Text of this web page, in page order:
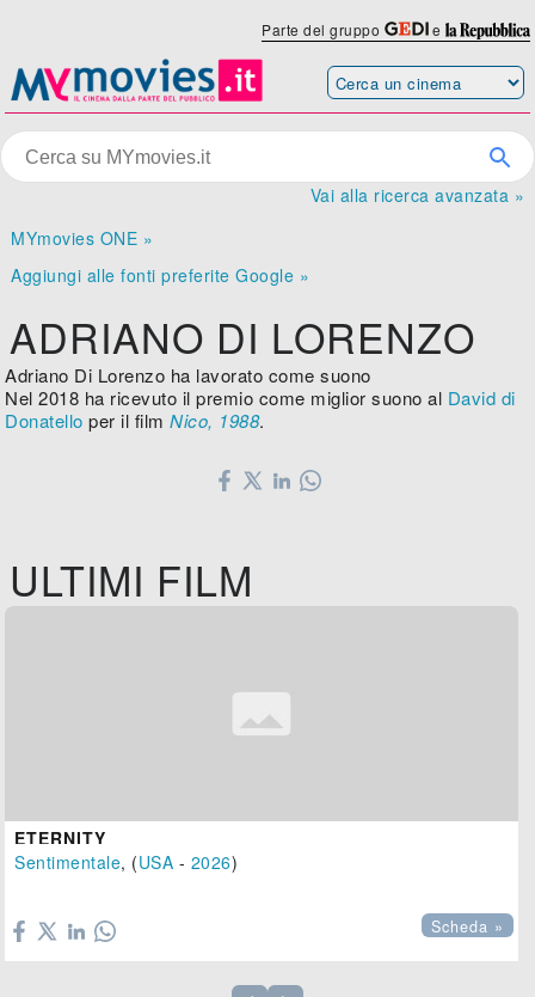
Parte del gruppo e
Vai alla ricerca avanzata »
MYmovies ONE »
Aggiungi alle fonti preferite Google »
ADRIANO DI LORENZO
Adriano Di Lorenzo ha lavorato come suono
Nel 2018 ha ricevuto il premio come miglior suono al David di
Donatello per il filmNico, 1988.
ULTIMI FILM
ETERNITY
Sentimentale, (USA - 2026)
Scheda »